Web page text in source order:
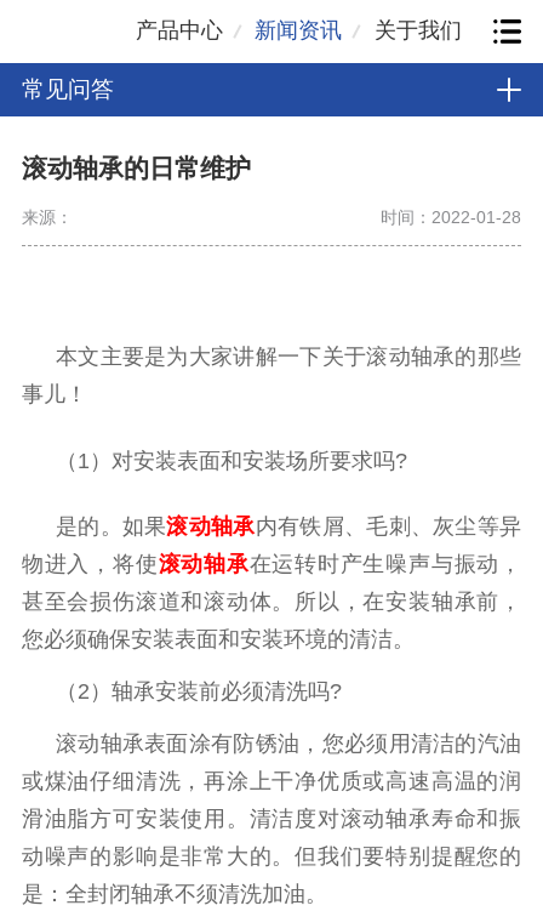
产品中心 新闻资讯 关于我们
常见问答
滚动轴承的日常维护
来源： 时间：2022-01-28
本文主要是为大家讲解一下关于滚动轴承的那些
事儿！
（1）对安装表面和安装场所要求吗?
是的。如果滚动轴承内有铁屑、毛刺、灰尘等异
物进入，将使滚动轴承在运转时产生噪声与振动，
甚至会损伤滚道和滚动体。所以，在安装轴承前，
您必须确保安装表面和安装环境的清洁。
（2）轴承安装前必须清洗吗?
滚动轴承表面涂有防锈油，您必须用清洁的汽油
或煤油仔细清洗，再涂上干净优质或高速高温的润
滑油脂方可安装使用。清洁度对滚动轴承寿命和振
动噪声的影响是非常大的。但我们要特别提醒您的
是：全封闭轴承不须清洗加油。